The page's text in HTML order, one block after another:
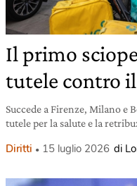
Il primo
tutele contro
Succede a Firenze, Milano e
tutele per la salute e la
Diritti 15 luglio 2026 di